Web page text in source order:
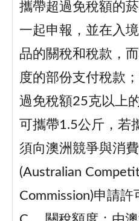
攜帶超過免稅額的
一起申報，並在入
品的關稅和稅款，
度的部份支付稅款
過免稅額25克以上
可攜帶1.5公斤，若
須向澳洲競爭與消
(Australian
Commission)申請許